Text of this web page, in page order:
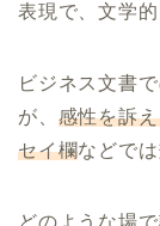
表現で、文学
ビジネス文書
が、 感性を訴
セイ欄などで